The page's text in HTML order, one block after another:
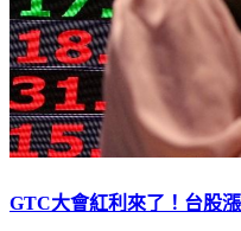
GTC大會紅利來了！台股